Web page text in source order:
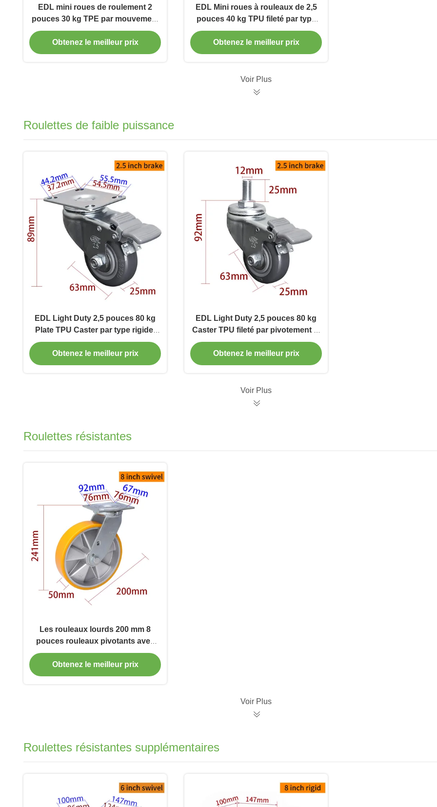
EDL mini roues de roulement 2
pouces 30 kg TPE par mouvement
silencieux pivotant et freinant
Obtenez le meilleur prix
EDL Mini roues à rouleaux de 2,5
pouces 40 kg TPU fileté par type
pivotant et frein
Obtenez le meilleur prix
Voir Plus
Roulettes de faible puissance
EDL Light Duty 2,5 pouces 80 kg
Plate TPU Caster par type rigide,
pivotant et frein
Obtenez le meilleur prix
EDL Light Duty 2,5 pouces 80 kg
Caster TPU fileté par pivotement et
type de frein 3625S-76
Obtenez le meilleur prix
Voir Plus
Roulettes résistantes
Les rouleaux lourds 200 mm 8
pouces rouleaux pivotants avec
frein 738-86A
Obtenez le meilleur prix
Voir Plus
Roulettes résistantes supplémentaires